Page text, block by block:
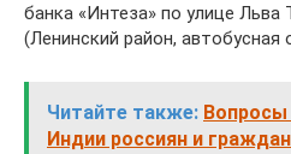
банка «Интеза» по улице Льва
(Ленинский район,
Читайте также: Вопросы
Индии россиян и